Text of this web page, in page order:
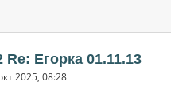
Re: Егорка 01.11.13
2025, 08:28